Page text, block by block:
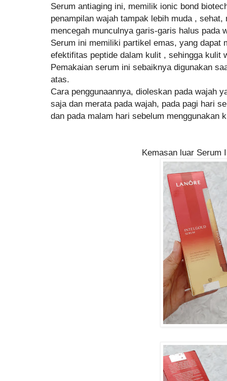
Serum antiaging ini, memilik ionic bond
penampilan wajah tampak lebih muda ,
mencegah munculnya garis-garis halus pada
Serum ini memiliki partikel emas, yang dapat
efektifitas peptide dalam kulit , sehingga kulit
Pemakaian serum ini sebaiknya digunakan
atas.
Cara penggunaannya, dioleskan pada wajah
saja dan merata pada wajah, pada pagi hari
dan pada malam hari sebelum menggunakan
Kemasan luar Serum